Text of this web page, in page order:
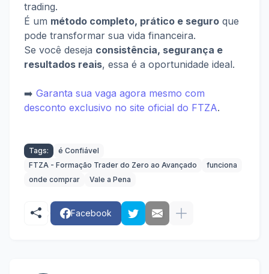
trading.
É um método completo, prático e seguro que
pode transformar sua vida financeira.
Se você deseja consistência, segurança e
resultados reais, essa é a oportunidade ideal.
➡️ Garanta sua vaga agora mesmo com
desconto exclusivo no site oficial do FTZA.
Tags:
é Confiável
FTZA - Formação Trader do Zero ao Avançado
funciona
onde comprar
Vale a Pena
Facebook